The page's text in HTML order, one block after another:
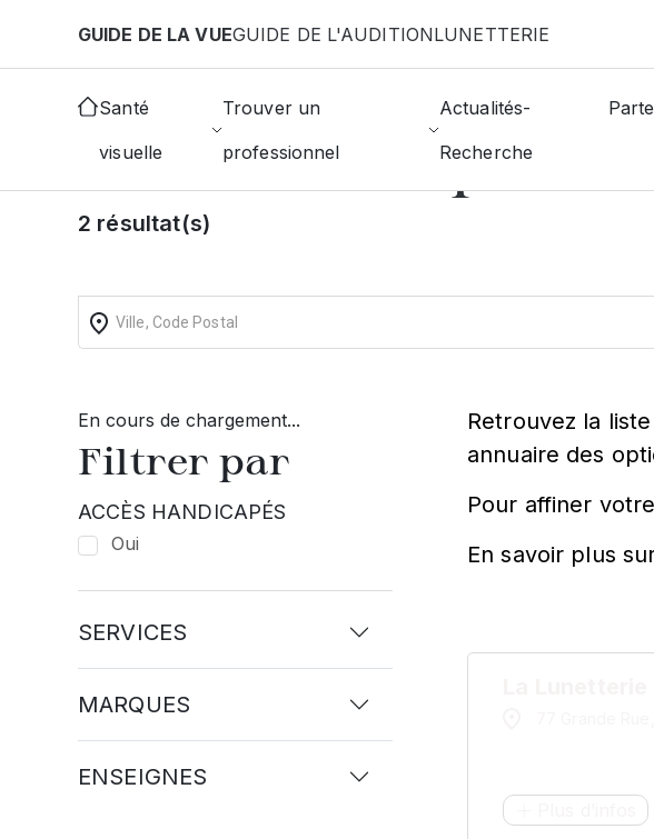
GUIDE DE LA VUEGUIDE DE L'AUDITIONLUNETTERIE
Santé
visuelle
Trouver un
professionnel
Actualités-
Recherche
Accueil Choisir mon opticien Mauze-Sur-Le-Mignon
Trouvez un
2 résultat(s)
En cours de chargement...
Filtrer par
ACCÈS HANDICAPÉS
Oui
SERVICES
MARQUES
ENSEIGNES
Retrouvez la
annuaire des
Pour affiner
En savoir plus